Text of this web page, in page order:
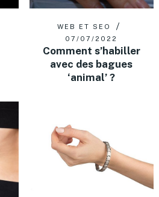
WEB ET SEO
07/07/2022
Comment s’habiller
avec des bagues
‘animal’ ?